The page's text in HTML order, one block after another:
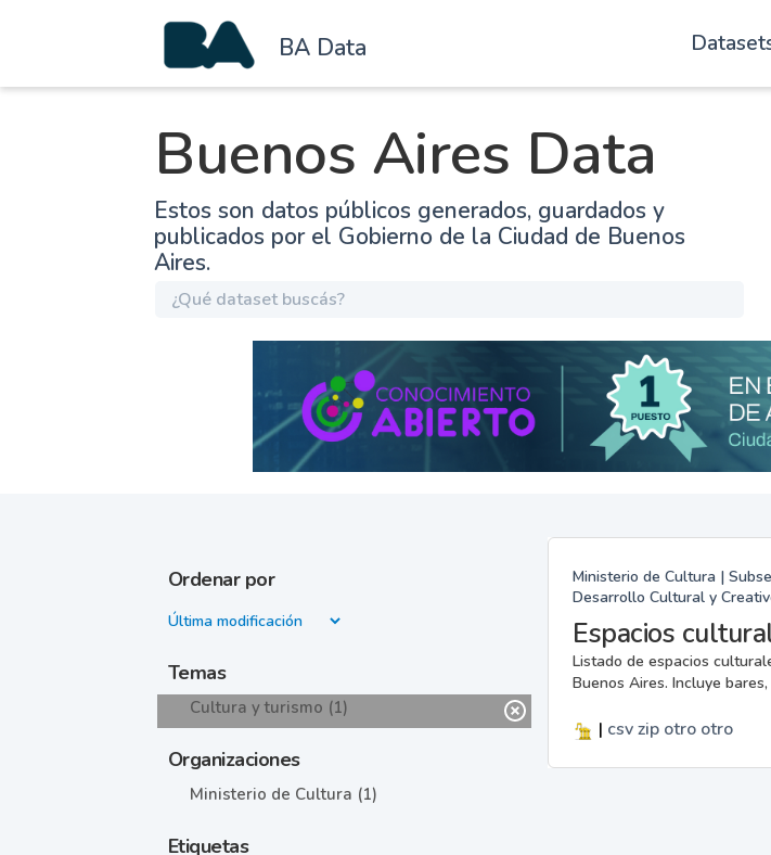
BA Data
Buenos Aires Data
Estos son datos públicos generados, guardados y
publicados por el Gobierno de la Ciudad de Buenos
Aires.
Ordenar por
Temas
Cultura y turismo (1)
Organizaciones
Ministerio de Cultura (1)
Etiquetas
Ministerio de Cultura |
Desarrollo Cultural y
Espacios
Listado de espacios
Buenos Aires. Incluye
| csvzip otro otro